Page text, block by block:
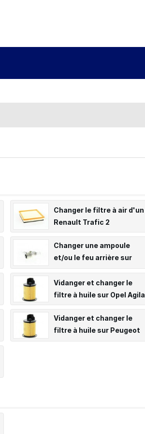
Changer le filtre à air d'un
Renault Trafic 2
Changer une ampoule
et/ou le feu arrière sur
Suzuki Swift
Vidanger et changer le
filtre à huile sur Opel Agila
Vidanger et changer le
filtre à huile sur Peugeot
106